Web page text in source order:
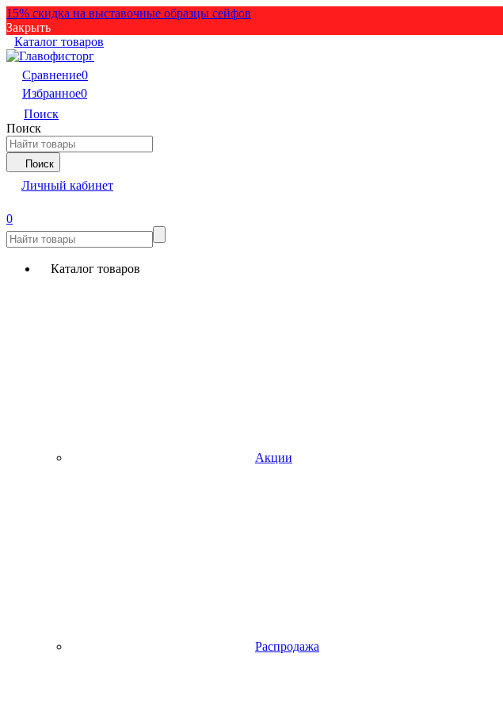
15% скидка на выставочные образцы сейфов
Закрыть
Каталог товаров
Сравнение0
Избранное0
Поиск
Поиск
Поиск
Личный кабинет
0
Каталог товаров
Акции
Распродажа